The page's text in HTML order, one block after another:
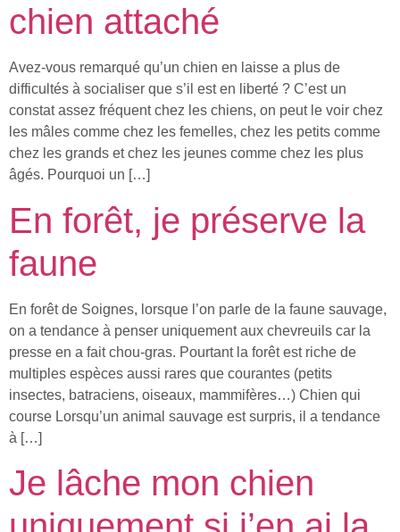
chien attaché
Avez-vous remarqué qu’un chien en laisse a plus de
difficultés à socialiser que s’il est en liberté ? C’est un
constat assez fréquent chez les chiens, on peut le voir chez
les mâles comme chez les femelles, chez les petits comme
chez les grands et chez les jeunes comme chez les plus
âgés. Pourquoi un […]
En forêt, je préserve la
faune
En forêt de Soignes, lorsque l’on parle de la faune sauvage,
on a tendance à penser uniquement aux chevreuils car la
presse en a fait chou-gras. Pourtant la forêt est riche de
multiples espèces aussi rares que courantes (petits
insectes, batraciens, oiseaux, mammifères…) Chien qui
course Lorsqu’un animal sauvage est surpris, il a tendance
à […]
Je lâche mon chien